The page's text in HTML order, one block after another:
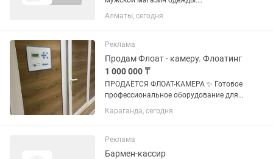
Рассматриваем только девушек от 21
до 27 лет! График работы по
,3/4, 5/2 ,2/2 . Зп хорошая. Условия и...
Алматы, сегодня
Реклама
Продам Флоат - камеру. Флоатинг
1 000 000 ₸
ПРОДАЁТСЯ ФЛОАТ-КАМЕРА ✨ Готовое
профессиональное оборудование для
создания собственного пространства
релаксации, восстановления и wellness-
возможность предложить...
Караганда, сегодня
Реклама
Бармен-кассир